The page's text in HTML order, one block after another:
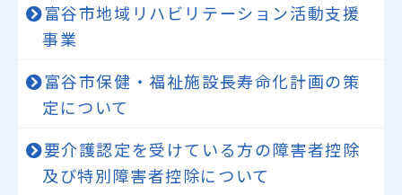
富谷市地域リハビリテーション活動支援
事業
富谷市保健・福祉施設長寿命化計画の策
定について
要介護認定を受けている方の障害者控除
及び特別障害者控除について